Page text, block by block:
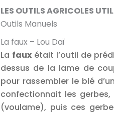
LES OUTILS AGRICOLES
Outils Manuels
La faux – Lou Daï
La faux était l’outil de
dessus de la lame de
pour rassembler le blé
confectionnait les gerbes,
(voulame), puis ces